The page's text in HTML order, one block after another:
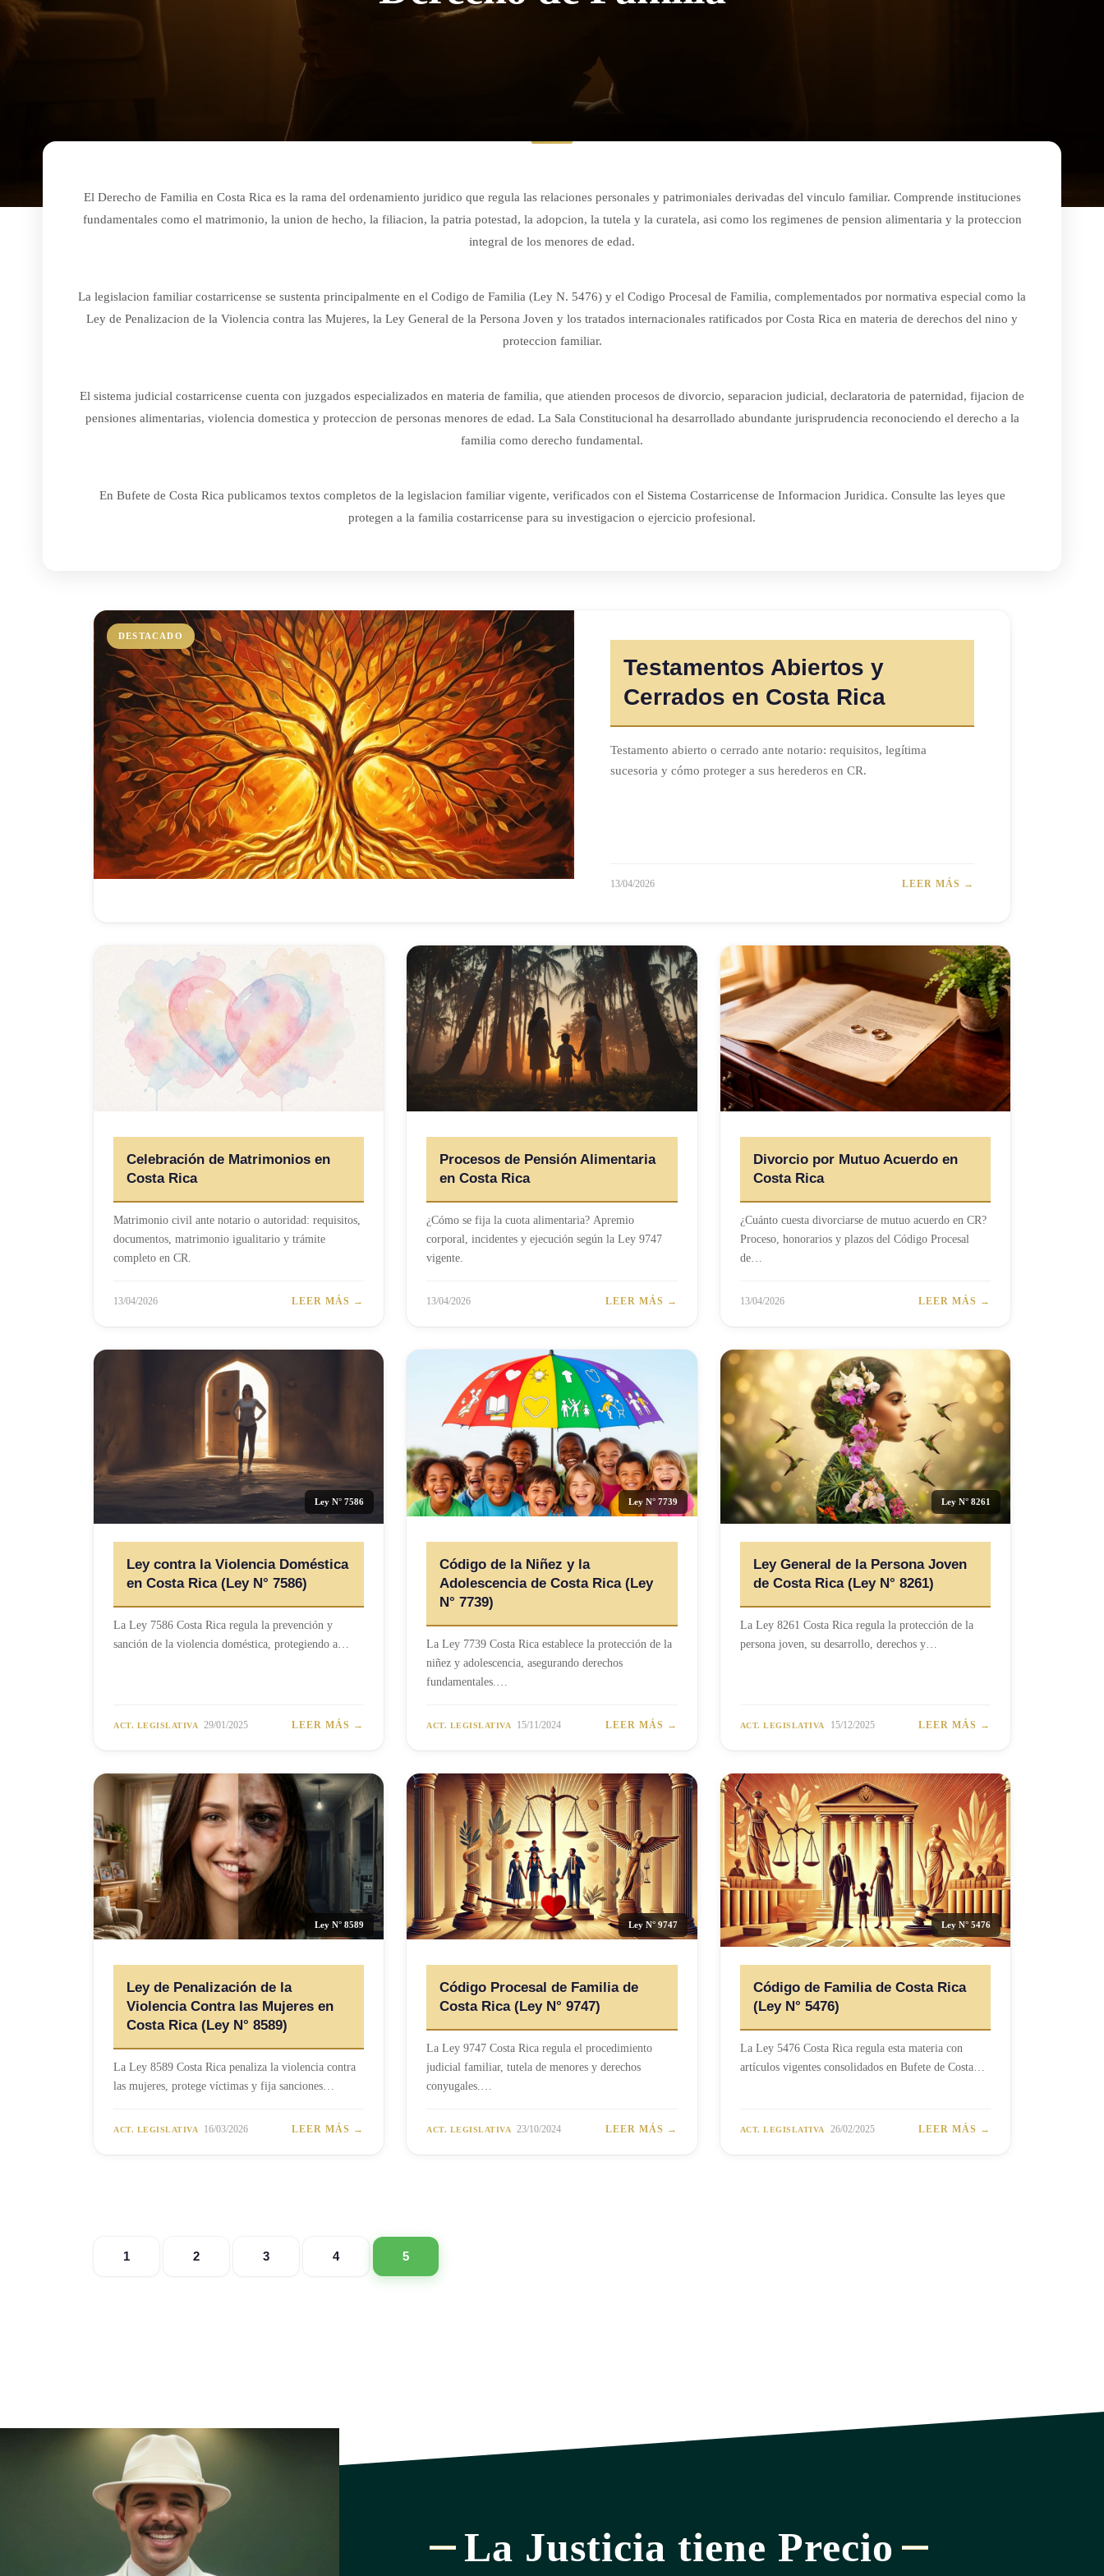
El Derecho de Familia en Costa Rica es la rama del ordenamiento juridico que regula las relaciones personales y patrimoniales derivadas del vinculo familiar. Comprende instituciones
fundamentales como el matrimonio, la union de hecho, la filiacion, la patria potestad, la adopcion, la tutela y la curatela, asi como los regimenes de pension alimentaria y la proteccion
integral de los menores de edad.
La legislacion familiar costarricense se sustenta principalmente en el Codigo de Familia (Ley N. 5476) y el Codigo Procesal de Familia, complementados por normativa especial como la
Ley de Penalizacion de la Violencia contra las Mujeres, la Ley General de la Persona Joven y los tratados internacionales ratificados por Costa Rica en materia de derechos del nino y
proteccion familiar.
El sistema judicial costarricense cuenta con juzgados especializados en materia de familia, que atienden procesos de divorcio, separacion judicial, declaratoria de paternidad, fijacion de
pensiones alimentarias, violencia domestica y proteccion de personas menores de edad. La Sala Constitucional ha desarrollado abundante jurisprudencia reconociendo el derecho a la
familia como derecho fundamental.
En Bufete de Costa Rica publicamos textos completos de la legislacion familiar vigente, verificados con el Sistema Costarricense de Informacion Juridica. Consulte las leyes que
protegen a la familia costarricense para su investigacion o ejercicio profesional.
DESTACADO
Testamentos Abiertos y
Cerrados en Costa Rica
Testamento abierto o cerrado ante notario: requisitos, legítima
sucesoria y cómo proteger a sus herederos en CR.
13/04/2026 LEER MÁS →
Celebración de Matrimonios en
Costa Rica
Matrimonio civil ante notario o autoridad: requisitos,
documentos, matrimonio igualitario y trámite
completo en CR.
13/04/2026 LEER MÁS →
Procesos de Pensión Alimentaria
en Costa Rica
¿Cómo se fija la cuota alimentaria? Apremio
corporal, incidentes y ejecución según la Ley 9747
vigente.
13/04/2026 LEER MÁS →
Divorcio por Mutuo Acuerdo en
Costa Rica
¿Cuánto cuesta divorciarse de mutuo acuerdo en CR?
Proceso, honorarios y plazos del Código Procesal
de…
13/04/2026 LEER MÁS →
Ley N° 7586
Ley contra la Violencia Doméstica
en Costa Rica (Ley N° 7586)
La Ley 7586 Costa Rica regula la prevención y
sanción de la violencia doméstica, protegiendo a…
ACT. LEGISLATIVA 29/01/2025 LEER MÁS →
Ley N° 7739
Código de la Niñez y la
Adolescencia de Costa Rica (Ley
N° 7739)
La Ley 7739 Costa Rica establece la protección de la
niñez y adolescencia, asegurando derechos
fundamentales.…
ACT. LEGISLATIVA 15/11/2024 LEER MÁS →
Ley N° 8261
Ley General de la Persona Joven
de Costa Rica (Ley N° 8261)
La Ley 8261 Costa Rica regula la protección de la
persona joven, su desarrollo, derechos y…
ACT. LEGISLATIVA 15/12/2025 LEER MÁS →
Ley N° 8589
Ley de Penalización de la
Violencia Contra las Mujeres en
Costa Rica (Ley N° 8589)
La Ley 8589 Costa Rica penaliza la violencia contra
las mujeres, protege víctimas y fija sanciones…
ACT. LEGISLATIVA 16/03/2026 LEER MÁS →
Ley N° 9747
Código Procesal de Familia de
Costa Rica (Ley N° 9747)
La Ley 9747 Costa Rica regula el procedimiento
judicial familiar, tutela de menores y derechos
conyugales.…
ACT. LEGISLATIVA 23/10/2024 LEER MÁS →
Ley N° 5476
Código de Familia de Costa Rica
(Ley N° 5476)
La Ley 5476 Costa Rica regula esta materia con
artículos vigentes consolidados en Bufete de Costa…
ACT. LEGISLATIVA 26/02/2025 LEER MÁS →
1 2 3 4 5
La Justicia tiene Precio